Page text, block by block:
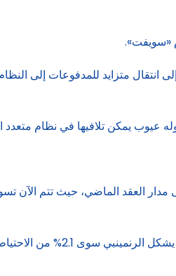
«سويفت».
متزايد للمدفوعات إلى
عيوب يمكن تلافيها في نظام متعدد
الرسمية في بداية هذا العام.